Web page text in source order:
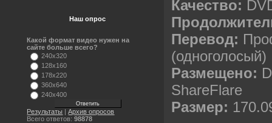
Наш опрос
Какой формат видео нужен на
сайте больше всего?
240x320
128x160
178x220
360x640
240x400
Результаты |Архив опросов
Всего ответов:98878
Качество:
Перевод:
(одноголосый)
Размещено:
ShareFlare
Размер: